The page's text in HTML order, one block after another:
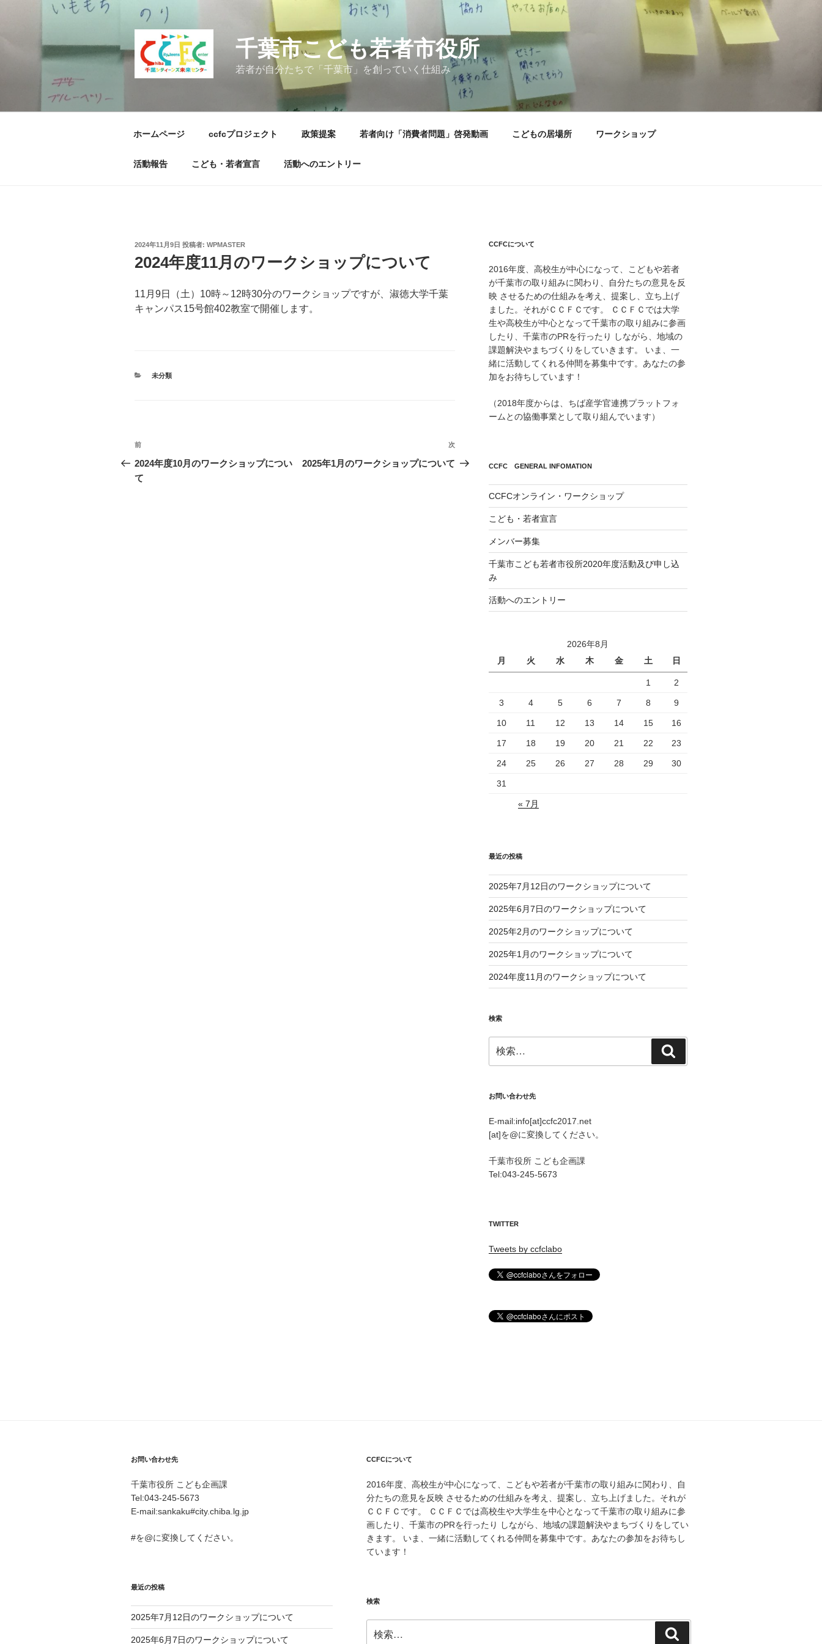
キ
千葉市こども若者市役所
若者が自分たちで「千葉市」を創っていく仕組み
ホームページ ccfcプロジェクト 政策提案 若者向け「消費者問題」啓発動画 こどもの居場所 ワークショップ
活動報告 こども・若者宣言 活動へのエントリー
投
日:
2024年11月9日 投稿者: WPMASTER
2024年度11月のワークショップについて
11月9日（土）10時～12時30分のワークショップですが、淑徳大学千葉
キャンパス15号館402教室で開催します。
カ
未分類
投
稿
ナ
前
の
投
前
2024年度10月のワークショップについ
て
次
の
次
2025年1月のワークショップについて
CCFCについて
2016年度、高校生が中心になって、こどもや若者
が千葉市の取り組みに関わり、自分たちの意見を反
映 させるための仕組みを考え、提案し、立ち上げ
ました。それがＣＣＦＣです。 ＣＣＦＣでは大学
生や高校生が中心となって千葉市の取り組みに参画
したり、千葉市のPRを行ったり しながら、地域の
課題解決やまちづくりをしていきます。 いま、一
緒に活動してくれる仲間を募集中です。あなたの参
加をお待ちしています！
（2018年度からは、ちば産学官連携プラットフォ
ームとの協働事業として取り組んでいます）
CCFC GENERAL INFOMATION
CCFCオンライン・ワークショップ
こども・若者宣言
メンバー募集
千葉市こども若者市役所2020年度活動及び申し込
み
活動へのエントリー
2026年8月
月
火 水 木 金 土 日
1 2
3 4 5 6 7 8 9
10 11 12 13 14 15 16
17 18 19 20 21 22 23
24 25 26 27 28 29 30
31
« 7月
最近の投稿
2025年7月12日のワークショップについて
2025年6月7日のワークショップについて
2025年2月のワークショップについて
2025年1月のワークショップについて
2024年度11月のワークショップについて
検索
索:
索
お問い合わせ先
E-mail:info[at]ccfc2017.net
[at]を@に変換してください。
千葉市役所 こども企画課
Tel:043-245-5673
TWITTER
Tweets by ccfclabo
お問い合わせ先
千葉市役所 こども企画課
Tel:043-245-5673
E-mail:sankaku#city.chiba.lg.jp
#を@に変換してください。
最近の投稿
2025年7月12日のワークショップについて
2025年6月7日のワークショップについて
CCFCについて
2016年度、高校生が中心になって、こどもや若者が千葉市の取り組みに関わり、自
分たちの意見を反映 させるための仕組みを考え、提案し、立ち上げました。それが
ＣＣＦＣです。 ＣＣＦＣでは高校生や大学生を中心となって千葉市の取り組みに参
画したり、千葉市のPRを行ったり しながら、地域の課題解決やまちづくりをしてい
きます。 いま、一緒に活動してくれる仲間を募集中です。あなたの参加をお待ちし
ています！
検索
索: